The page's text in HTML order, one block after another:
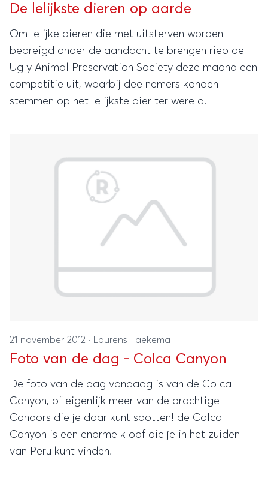
De lelijkste dieren op aarde
Om lelijke dieren die met uitsterven worden
bedreigd onder de aandacht te brengen riep de
Ugly Animal Preservation Society deze maand een
competitie uit, waarbij deelnemers konden
stemmen op het lelijkste dier ter wereld.
21 november 2012 · Laurens Taekema
Foto van de dag - Colca Canyon
De foto van de dag vandaag is van de Colca
Canyon, of eigenlijk meer van de prachtige
Condors die je daar kunt spotten! de Colca
Canyon is een enorme kloof die je in het zuiden
van Peru kunt vinden.